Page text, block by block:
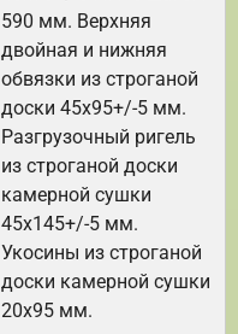
590 мм. Верхняя
двойная и нижняя
обвязки из строганой
доски 45х95+/-5 мм.
Разгрузочный ригель
из строганой доски
камерной сушки
45х145+/-5 мм.
Укосины из строганой
доски камерной сушки
20х95 мм.